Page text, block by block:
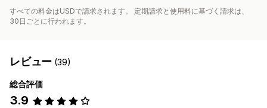
すべての料金はUSDで請求されます。 定期請求と使用料に基づく請求は、
30日ごとに行われます。
レビュー (39)
総合評価
3.9